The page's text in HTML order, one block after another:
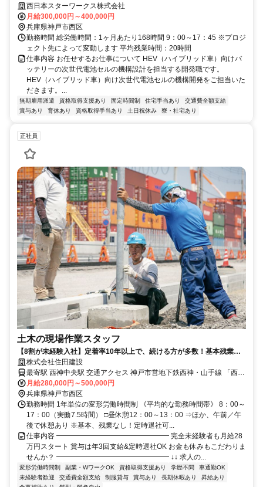
数！！
西日本スターワークス株式会社
月給300,000円～400,000円
兵庫県神戸市西区
勤務時間 総労働時間：1ヶ月あたり168時間 9：00～17：45 ※プロジ
ェクト先によって変動します 平均残業時間：20時間
仕事内容 お任せするお仕事について HEV（ハイブリッド車）向けバ
ッテリーの次世代電池セルの機構設計を担当する開発職です。
HEV（ハイブリッド車）向け次世代電池セルの機構開発をご担当いた
だきます。...
無期雇用派遣 資格取得支援あり 固定時間制 住宅手当あり
交通費全額支給
賞与あり
育休あり 資格取得手当あり 土日祝休み 寮・社宅あり
正社員
土木の現場作業スタッフ
【8割が未経験入社】定着率10年以上で、続ける方が多数！基本残業な
し&定時17時に退社OK！賞与年3回支給で、悪天候時の給与保証あり
株式会社住田建設
最寄駅 西神中央駅 交通アクセス 神戸市営地下鉄西神・山手線 「西神
月給280,000円～500,000円
兵庫県神戸市西区
勤務時間 1年単位の変形労働時間制 《平均的な勤務時間帯》 8：00～
17：00（実働7.5時間） □昼休憩12：00～13：00 ⇒ほか、午前／午
後で休憩あり ※基本、残業なし！定時退社可...
仕事内容 ━━━━━━━━━━━━━━━━ 完全未経験者も月給28
万円スタート 賞与は年3回支給&定時退社OK お金も休みもこだわりま
せんか？ ━━━━━━━━━━━━━━━━ ↓↓ 求人の...
変形労働時間制 副業・WワークOK 資格取得支援あり 学歴不問
車通勤OK
未経験者歓迎
交通費全額支給 制服貸与 賞与あり 長期休暇あり
昇給あり